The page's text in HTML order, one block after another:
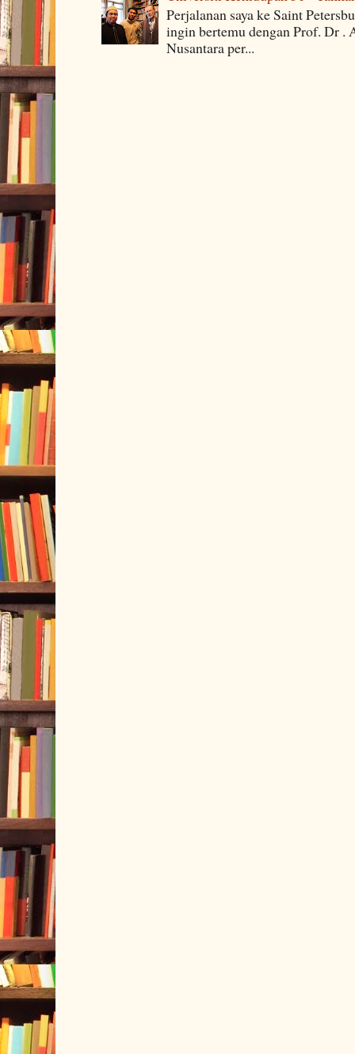
Perjalanan saya ke Saint
ingin bertemu dengan Prof. Dr
Nusantara per...